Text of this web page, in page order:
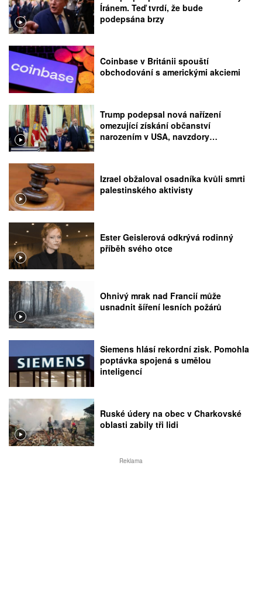
Íránem. Teď tvrdí, že bude
podepsána brzy
Coinbase v Británii spouští
obchodování s americkými akciemi
Trump podepsal nová nařízení
omezující získání občanství
narozením v USA, navzdory
Izrael obžaloval osadníka kvůli smrti
palestinského aktivisty
Ester Geislerová odkrývá rodinný
příběh svého otce
Ohnivý mrak nad Francií může
usnadnit šíření lesních požárů
Siemens hlásí rekordní zisk. Pomohla
poptávka spojená s umělou
inteligencí
Ruské údery na obec v Charkovské
oblasti zabily tři lidi
Reklama